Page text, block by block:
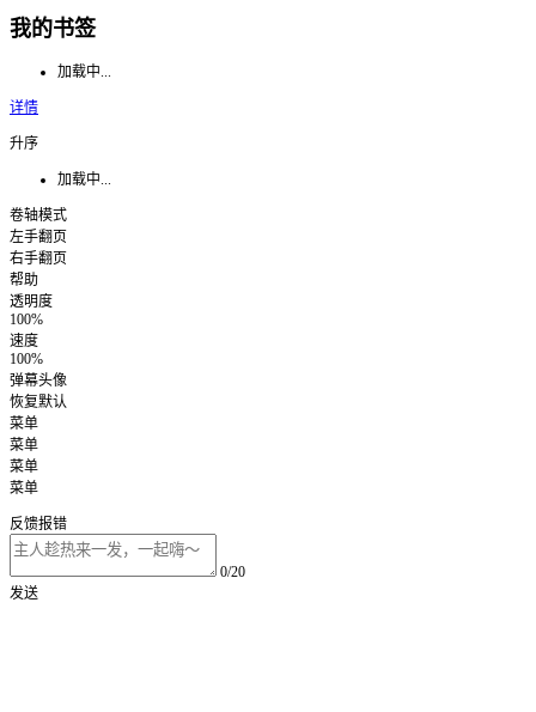
我的书签
加载中...
详情
升序
加载中...
卷轴模式
左手翻页
右手翻页
帮助
透明度
100%
速度
100%
弹幕头像
恢复默认
菜单
菜单
菜单
菜单
反馈报错
0/20
发送